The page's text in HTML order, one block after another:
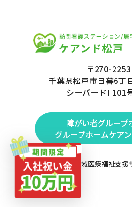
〒270-2253
千葉県松戸市日暮6丁
シーバードI 101
障がい者グループ
グループホームケア
（c）2022 地域医療福祉支援